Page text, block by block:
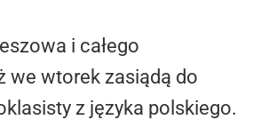
i całego
we wtorek zasiądą do
z języka polskiego.